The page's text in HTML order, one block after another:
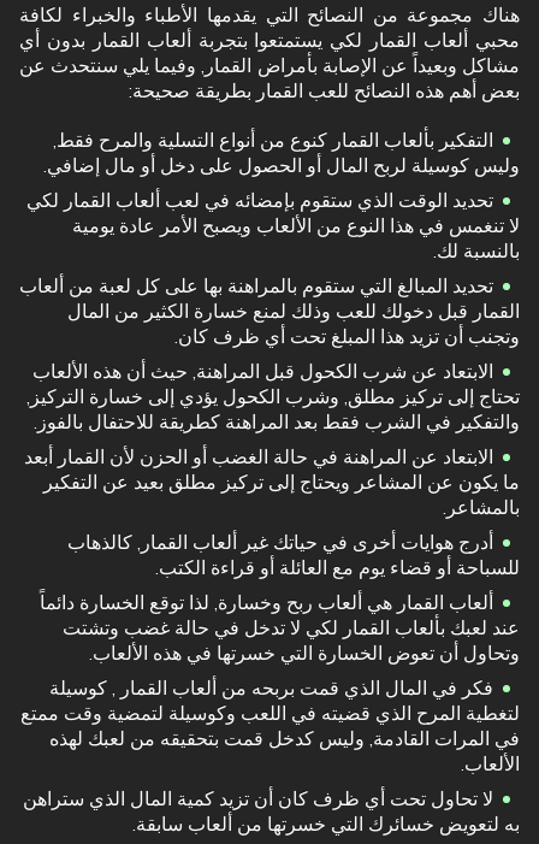
هناك مجموعة من النصائح التي يقدمها الأطباء والخبراء لكافة
محبي ألعاب القمار لكي يستمتعوا بتجربة ألعاب القمار بدون أي
مشاكل وبعيداً عن الإصابة بأمراض القمار, وفيما يلي سنتحدث عن
بعض أهم هذه النصائح للعب القمار بطريقة صحيحة:
التفكير بألعاب القمار كنوع من أنواع التسلية والمرح فقط,
وليس كوسيلة لربح المال أو الحصول على دخل أو مال إضافي.
تحديد الوقت الذي ستقوم بإمضائه في لعب ألعاب القمار لكي
لا تنغمس في هذا النوع من الألعاب ويصبح الأمر عادة يومية
بالنسبة لك.
تحديد المبالغ التي ستقوم بالمراهنة بها على كل لعبة من ألعاب
القمار قبل دخولك للعب وذلك لمنع خسارة الكثير من المال
وتجنب أن تزيد هذا المبلغ تحت أي ظرف كان.
الابتعاد عن شرب الكحول قبل المراهنة, حيث أن هذه الألعاب
تحتاج إلى تركيز مطلق, وشرب الكحول يؤدي إلى خسارة التركيز,
والتفكير في الشرب فقط بعد المراهنة كطريقة للاحتفال بالفوز.
الابتعاد عن المراهنة في حالة الغضب أو الحزن لأن القمار أبعد
ما يكون عن المشاعر ويحتاج إلى تركيز مطلق بعيد عن التفكير
بالمشاعر.
أدرج هوايات أخرى في حياتك غير ألعاب القمار, كالذهاب
للسباحة أو قضاء يوم مع العائلة أو قراءة الكتب.
ألعاب القمار هي ألعاب ربح وخسارة, لذا توقع الخسارة دائماً
عند لعبك بألعاب القمار لكي لا تدخل في حالة غضب وتشتت
وتحاول أن تعوض الخسارة التي خسرتها في هذه الألعاب.
فكر في المال الذي قمت بربحه من ألعاب القمار , كوسيلة
لتغطية المرح الذي قضيته في اللعب وكوسيلة لتمضية وقت ممتع
في المرات القادمة, وليس كدخل قمت بتحقيقه من لعبك لهذه
الألعاب.
لا تحاول تحت أي ظرف كان أن تزيد كمية المال الذي ستراهن
به لتعويض خسائرك التي خسرتها من ألعاب سابقة.